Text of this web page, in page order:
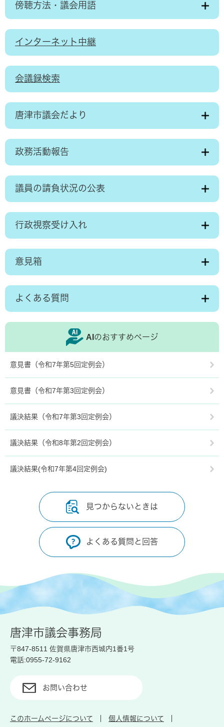
傍聴方法・議会用語
インターネット中継
会議録検索
唐津市議会だより
政務活動報告
議員の請負状況の公表
行政視察受け入れ
意見箱
よくある質問
AIのおすすめページ
意見書（令和7年第5回定例会）
意見書（令和7年第3回定例会）
議決結果（令和7年第3回定例会）
議決結果（令和8年第2回定例会）
議決結果(令和7年第4回定例会)
見つからないときは
よくある質問と回答
唐津市議会事務局
〒847-8511 佐賀県唐津市西城内1番1号
電話:0955-72-9162
お問い合わせ
このホームページについて 個人情報について